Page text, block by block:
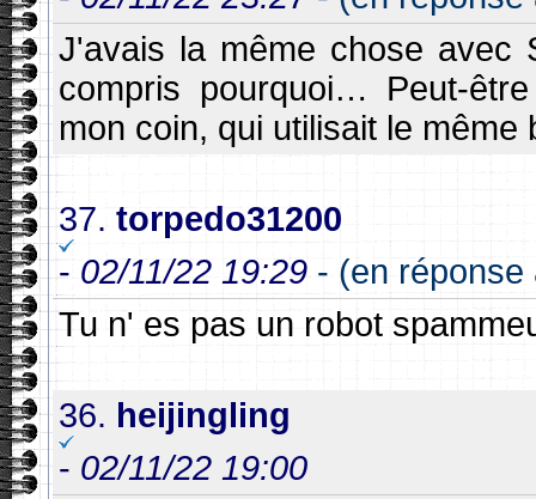
J'avais la même chose avec
compris pourquoi… Peut-
mon coin, qui utilisait le même
37. torpedo31200
- 02/11/22 19:29 - (en réponse
Tu n' es pas un robot
36. heijingling
- 02/11/22 19:00